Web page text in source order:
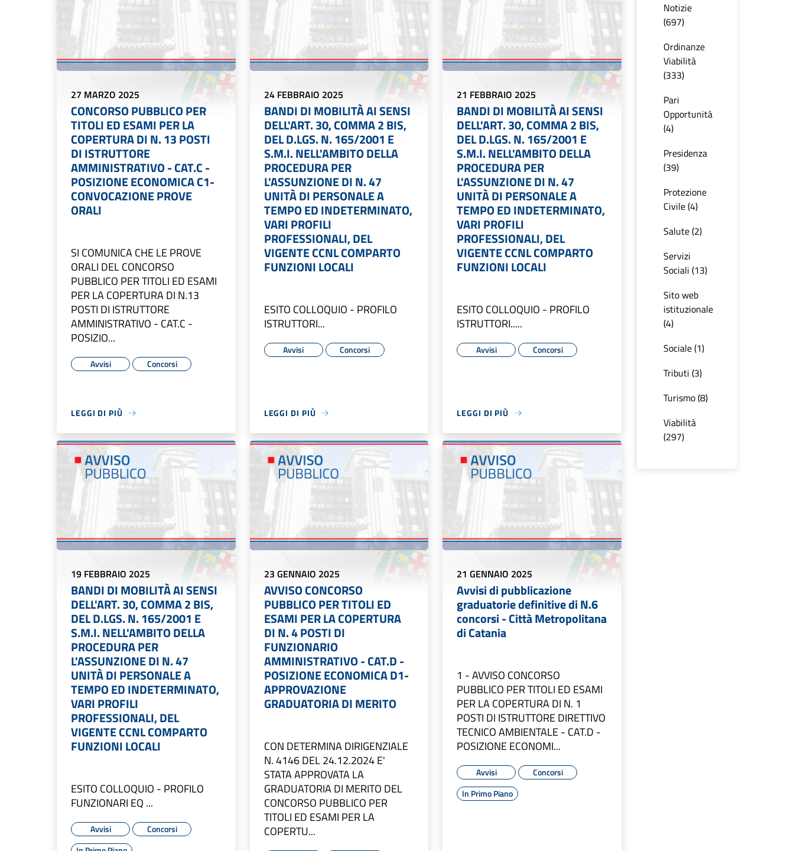
27 MARZO 2025
CONCORSO PUBBLICO PER
TITOLI ED ESAMI PER LA
COPERTURA DI N. 13 POSTI
DI ISTRUTTORE
AMMINISTRATIVO - CAT.C -
POSIZIONE ECONOMICA C1-
CONVOCAZIONE PROVE
ORALI
SI COMUNICA CHE LE PROVE
ORALI DEL CONCORSO
PUBBLICO PER TITOLI ED ESAMI
PER LA COPERTURA DI N.13
POSTI DI ISTRUTTORE
AMMINISTRATIVO - CAT.C -
POSIZIO...
Avvisi Concorsi
LEGGI DI PIÙ
24 FEBBRAIO 2025
BANDI DI MOBILITÀ AI SENSI
DELL'ART. 30, COMMA 2 BIS,
DEL D.LGS. N. 165/2001 E
S.M.I. NELL'AMBITO DELLA
PROCEDURA PER
L'ASSUNZIONE DI N. 47
UNITÀ DI PERSONALE A
TEMPO ED INDETERMINATO,
VARI PROFILI
PROFESSIONALI, DEL
VIGENTE CCNL COMPARTO
FUNZIONI LOCALI
ESITO COLLOQUIO - PROFILO
ISTRUTTORI...
Avvisi Concorsi
LEGGI DI PIÙ
21 FEBBRAIO 2025
BANDI DI MOBILITÀ AI SENSI
DELL'ART. 30, COMMA 2 BIS,
DEL D.LGS. N. 165/2001 E
S.M.I. NELL'AMBITO DELLA
PROCEDURA PER
L'ASSUNZIONE DI N. 47
UNITÀ DI PERSONALE A
TEMPO ED INDETERMINATO,
VARI PROFILI
PROFESSIONALI, DEL
VIGENTE CCNL COMPARTO
FUNZIONI LOCALI
ESITO COLLOQUIO - PROFILO
ISTRUTTORI.....
Avvisi Concorsi
LEGGI DI PIÙ
19 FEBBRAIO 2025
BANDI DI MOBILITÀ AI SENSI
DELL'ART. 30, COMMA 2 BIS,
DEL D.LGS. N. 165/2001 E
S.M.I. NELL'AMBITO DELLA
PROCEDURA PER
L'ASSUNZIONE DI N. 47
UNITÀ DI PERSONALE A
TEMPO ED INDETERMINATO,
VARI PROFILI
PROFESSIONALI, DEL
VIGENTE CCNL COMPARTO
FUNZIONI LOCALI
ESITO COLLOQUIO - PROFILO
FUNZIONARI EQ ...
Avvisi
Concorsi
23 GENNAIO 2025
AVVISO CONCORSO
PUBBLICO PER TITOLI ED
ESAMI PER LA COPERTURA
DI N. 4 POSTI DI
FUNZIONARIO
AMMINISTRATIVO - CAT.D -
POSIZIONE ECONOMICA D1-
APPROVAZIONE
GRADUATORIA DI MERITO
CON DETERMINA DIRIGENZIALE
N. 4146 DEL 24.12.2024 E'
STATA APPROVATA LA
GRADUATORIA DI MERITO DEL
CONCORSO PUBBLICO PER
TITOLI ED ESAMI PER LA
COPERTU...
21 GENNAIO 2025
Avvisi di pubblicazione
graduatorie definitive di N.6
concorsi - Città Metropolitana
di Catania
1 - AVVISO CONCORSO
PUBBLICO PER TITOLI ED ESAMI
PER LA COPERTURA DI N. 1
POSTI DI ISTRUTTORE DIRETTIVO
TECNICO AMBIENTALE - CAT.D -
POSIZIONE ECONOMI...
Avvisi
Concorsi
In Primo Piano
Notizie
(697)
Ordinanze
Viabilità
(333)
Pari
Opportunità
(4)
Presidenza
(39)
Protezione
Civile (4)
Salute (2)
Servizi
Sociali (13)
Sito web
istituzionale
(4)
Sociale (1)
Tributi (3)
Turismo (8)
Viabilità
(297)